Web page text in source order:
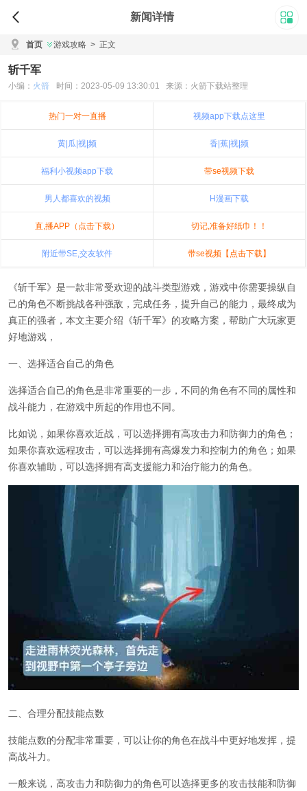
新闻详情
首页 游戏攻略 > 正文
斩千军
小编： 火箭 时间：2023-05-09 13:30:01 来源：火箭下载站整理
热门一对一直播 视频app下载点这里
黄|瓜|视|频 香|蕉|视|频
福利小视频app下载 带se视频下载
男人都喜欢的视频 H漫画下载
直,播APP（点击下载） 切记,准备好纸巾！！
附近带SE,交友软件 带se视频【点击下载】
《斩千军》是一款非常受欢迎的战斗类型游戏，游戏中你需要操纵自
己的角色不断挑战各种强敌，完成任务，提升自己的能力，最终成为
真正的强者，本文主要介绍《斩千军》的攻略方案，帮助广大玩家更
好地游戏，
一、选择适合自己的角色
选择适合自己的角色是非常重要的一步，不同的角色有不同的属性和
战斗能力，在游戏中所起的作用也不同。
比如说，如果你喜欢近战，可以选择拥有高攻击力和防御力的角色；
如果你喜欢远程攻击，可以选择拥有高爆发力和控制力的角色；如果
你喜欢辅助，可以选择拥有高支援能力和治疗能力的角色。
二、合理分配技能点数
技能点数的分配非常重要，可以让你的角色在战斗中更好地发挥，提
高战斗力。
一般来说，高攻击力和防御力的角色可以选择更多的攻击技能和防御